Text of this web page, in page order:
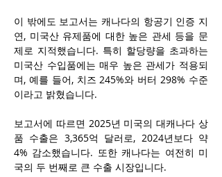
이 밖에도 보고서는 캐나다의 항공기 인증 지
연, 미국산 유제품에 대한 높은 관세 등을 문
제로 지적했습니다. 특히 할당량을 초과하는
미국산 수입품에는 매우 높은 관세가 적용되
며, 예를 들어, 치즈 245%와 버터 298% 수준
이라고 밝혔습니다.
보고서에 따르면 2025년 미국의 대캐나다 상
품 수출은 3,365억 달러로, 2024년보다 약
4% 감소했습니다. 또한 캐나다는 여전히 미
국의 두 번째로 큰 수출 시장입니다.